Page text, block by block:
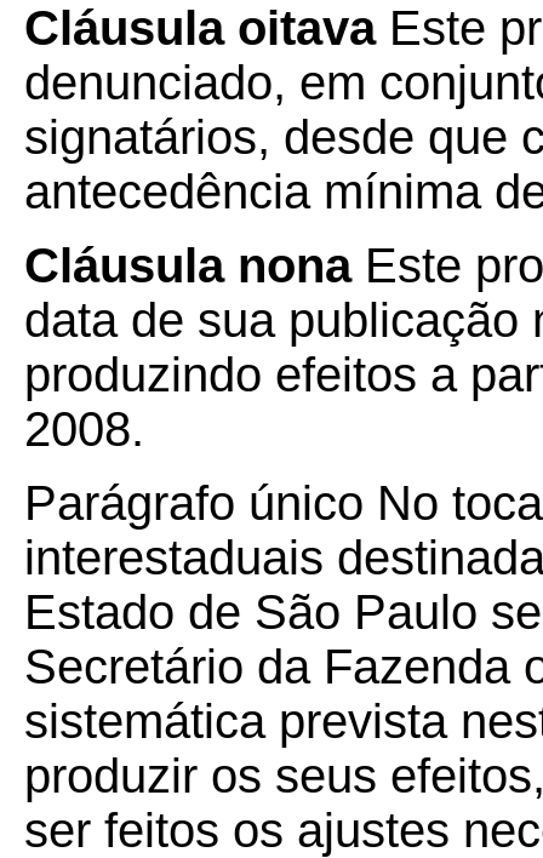
Cláusula oitavaEste
denunciado, em
signatários, desde que
antecedência mínima
Cláusula nona Este
data de sua publicação
produzindo efeitos a
2008.
Parágrafo único No
interestaduais
Estado de São Paulo
Secretário da Fazenda
sistemática prevista
produzir os seus
ser feitos os ajustes